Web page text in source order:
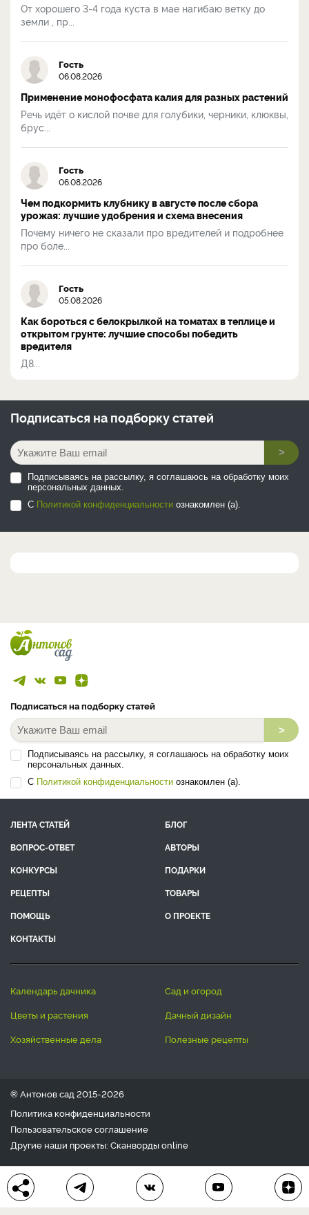
От хорошего 3-4 года куста в мае нагибаю ветку до
земли , пр...
Гость
06.08.2026
Применение монофосфата калия для разных растений
Речь идёт о кислой почве для голубики, черники, клюквы,
брус...
Гость
06.08.2026
Чем подкормить клубнику в августе после сбора
урожая: лучшие удобрения и схема внесения
Почему ничего не сказали про вредителей и подробнее
про боле...
Гость
05.08.2026
Как бороться с белокрылкой на томатах в теплице и
открытом грунте: лучшие способы победить
вредителя
Д8...
Подписаться на подборку статей
>
Подписываясь на рассылку, я соглашаюсь на обработку моих
персональных данных.
С Политикой конфиденциальности ознакомлен (а).
Подписаться на подборку статей
>
Подписываясь на рассылку, я соглашаюсь на обработку моих
персональных данных.
С Политикой конфиденциальности ознакомлен (а).
ЛЕНТА СТАТЕЙ
БЛОГ
ВОПРОС-ОТВЕТ
АВТОРЫ
КОНКУРСЫ
ПОДАРКИ
РЕЦЕПТЫ
ТОВАРЫ
ПОМОЩЬ
О ПРОЕКТЕ
КОНТАКТЫ
календарь дачника
сад и огород
цветы и растения
дачный дизайн
хозяйственные дела
полезные рецепты
® Антонов сад 2015-2026
Политика конфиденциальности
Пользовательское соглашение
Другие наши проекты: Сканвордыonline
Любое использование материала допускается только с
письменного согласия редакции